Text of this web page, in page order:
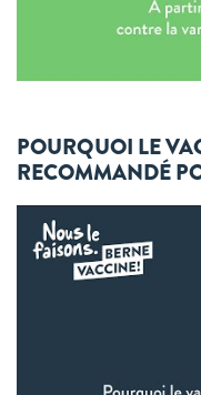
POURQUOI LE
RECOMMANDÉ